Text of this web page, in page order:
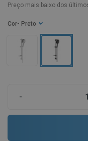
Preço mais baixo dos
Cor - Preto
-